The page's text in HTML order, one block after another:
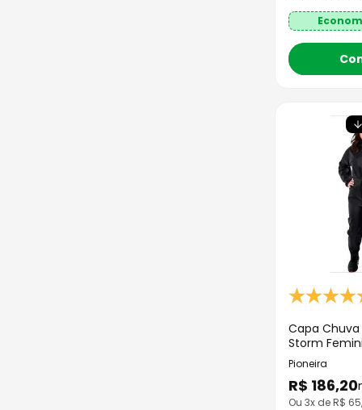
Capa Chuva
Storm
Pioneira
R$ 186,20
Ou 3x de R$